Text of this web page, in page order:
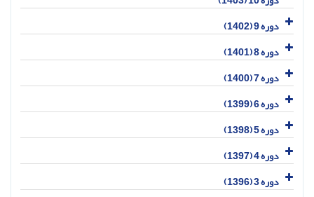
دوره 9 (1402)
دوره 8 (1401)
دوره 7 (1400)
دوره 6 (1399)
دوره 5 (1398)
دوره 4 (1397)
دوره 3 (1396)